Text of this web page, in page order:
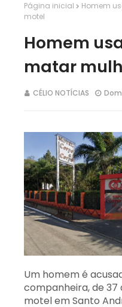
Página inicial
Homem
motel
Homem
matar
CÉLIO NOTÍCIAS
Um homem é
companheira, de 37
motel em Santo